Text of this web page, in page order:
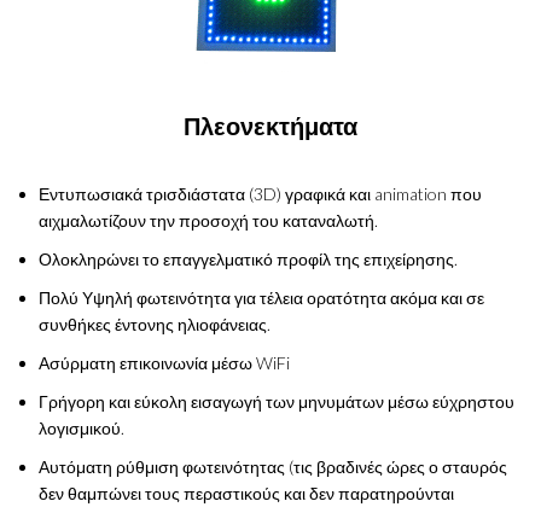
Πλεονεκτήματα
Εντυπωσιακά τρισδιάστατα (3D) γραφικά και animation που
αιχμαλωτίζουν την προσοχή του καταναλωτή.
Ολοκληρώνει το επαγγελματικό προφίλ της επιχείρησης.
Πολύ Υψηλή φωτεινότητα για τέλεια ορατότητα ακόμα και σε
συνθήκες έντονης ηλιοφάνειας.
Ασύρματη επικοινωνία μέσω WiFi
Γρήγορη και εύκολη εισαγωγή των μηνυμάτων μέσω εύχρηστου
λογισμικού.
Αυτόματη ρύθμιση φωτεινότητας (τις βραδινές ώρες ο σταυρός
δεν θαμπώνει τους περαστικούς και δεν παρατηρούνται